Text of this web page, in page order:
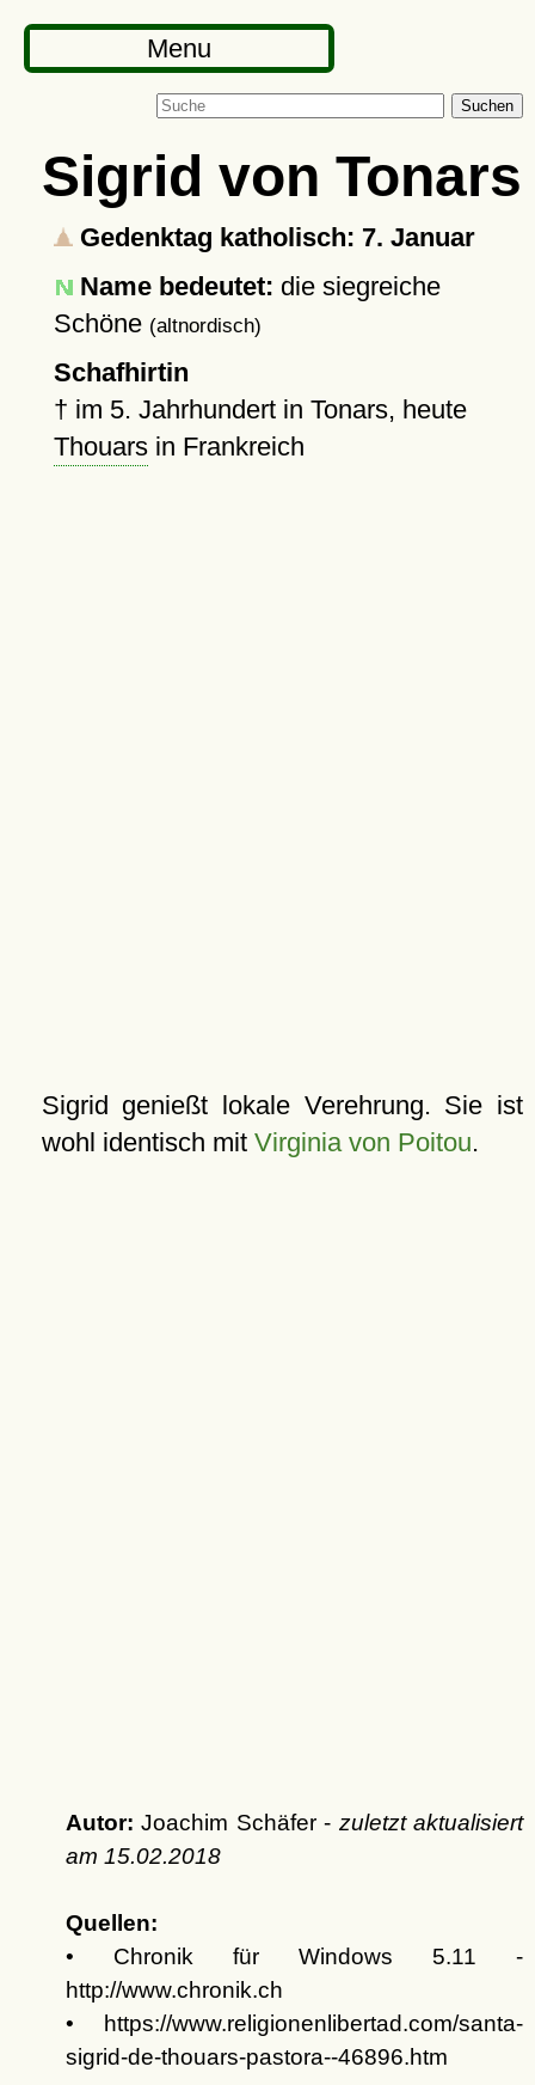
Menu
Suchen
Sigrid von Tonars
Gedenktag katholisch: 7. Januar
Name bedeutet: die siegreiche
Schöne (altnordisch)
Schafhirtin
† im 5. Jahrhundert in Tonars, heute
Thouarsin Frankreich
Sigrid genießt lokale Verehrung. Sie ist
wohl identisch mit Virginia von Poitou.
Autor: Joachim Schäfer - zuletzt aktualisiert
am 15.02.2018
Quellen:
• Chronik für Windows 5.11 -
http://www.chronik.ch
• https://www.religionenlibertad.com/santa-
sigrid-de-thouars-pastora--46896.htm